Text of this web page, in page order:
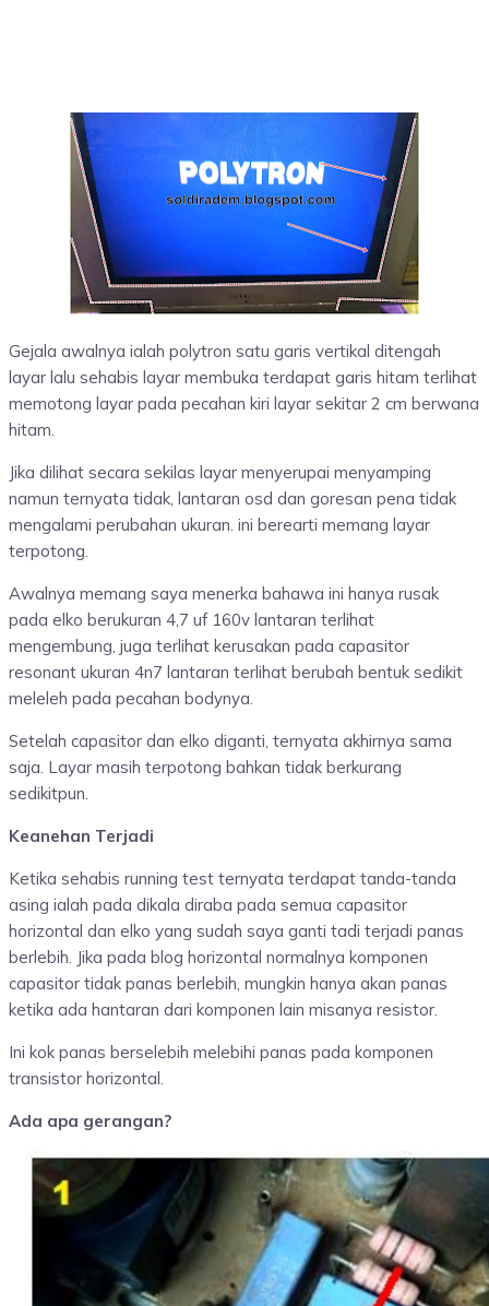
Gejala awalnya ialah polytron satu garis vertikal ditengah
layar lalu sehabis layar membuka terdapat garis hitam terlihat
memotong layar pada pecahan kiri layar sekitar 2 cm berwana
hitam.
Jika dilihat secara sekilas layar menyerupai menyamping
namun ternyata tidak, lantaran osd dan goresan pena tidak
mengalami perubahan ukuran. ini berearti memang layar
terpotong.
Awalnya memang saya menerka bahawa ini hanya rusak
pada elko berukuran 4,7 uf 160v lantaran terlihat
mengembung, juga terlihat kerusakan pada capasitor
resonant ukuran 4n7 lantaran terlihat berubah bentuk sedikit
meleleh pada pecahan bodynya.
Setelah capasitor dan elko diganti, ternyata akhirnya sama
saja. Layar masih terpotong bahkan tidak berkurang
sedikitpun.
Keanehan Terjadi
Ketika sehabis running test ternyata terdapat tanda-tanda
asing ialah pada dikala diraba pada semua capasitor
horizontal dan elko yang sudah saya ganti tadi terjadi panas
berlebih. Jika pada blog horizontal normalnya komponen
capasitor tidak panas berlebih, mungkin hanya akan panas
ketika ada hantaran dari komponen lain misanya resistor.
Ini kok panas berselebih melebihi panas pada komponen
transistor horizontal.
Ada apa gerangan?